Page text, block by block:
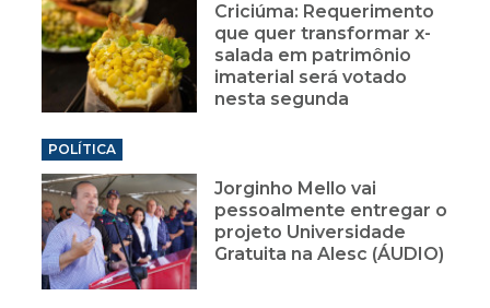
Criciúma: Requerimento
que quer transformar x-
salada em patrimônio
imaterial será votado
nesta segunda
POLÍTICA
Jorginho Mello vai
pessoalmente entregar o
projeto Universidade
Gratuita na Alesc (ÁUDIO)